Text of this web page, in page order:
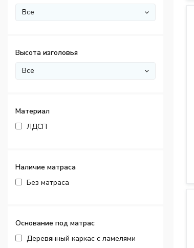
Все
Высота изголовья
Все
Материал
ЛДСП
Наличие матраса
Без матраса
Основание под матрас
Деревянный каркас с ламелями